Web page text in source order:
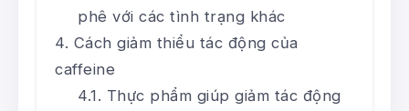
phê với các tình trạng khác
Cách giảm thiểu tác động của
caffeine
Thực phẩm giúp giảm tác động